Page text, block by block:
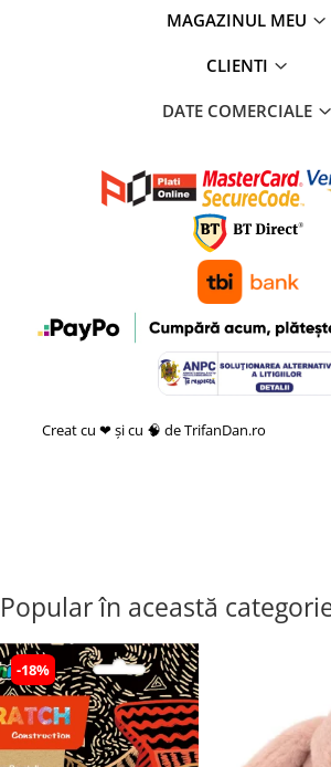
MAGAZINUL MEU
CLIENTI
DATE COMERCIALE
Creat cu ❤ și cu 🧠 de TrifanDan.ro
Popular în această
-18%